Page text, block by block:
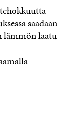
saadaan
lämmön laatu